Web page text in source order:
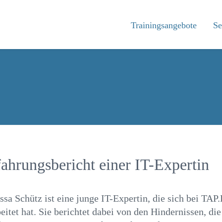
Trainingsangebote
einer IT-Expertin
Schütz ist eine junge IT-Expertin, die sich bei
hat. Sie berichtet dabei von den Hindernissen,